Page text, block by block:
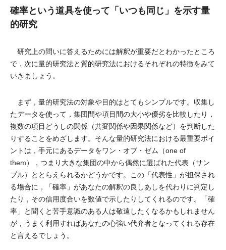
確率という道具を使って「いつも同じ」を示す量
的研究
研究上の問いに答えるためには解釈が重要だとわかったところ
で，次に量的研究法と質的研究法におけるそれぞれの特徴をみて
いきましょう。
まず，量的研究法の対象や目的はとてもシンプルです。収集し
たデータを使って，集団間や項目間の大小や優劣を比較したり，
複数の項目どうしの関係（共変関係や因果関係など）を判断した
りすることをめざします。そんな量的研究法における最重要ポイ
ントは，手元にあるデータをワン・オブ・ゼム（one of
them），つまり大きな集団の中から偶然に選ばれた代表（サン
プル）ととらえられるかどうかです。この「代表性」が担保され
る場合に，「確率」があなたの解釈の良しあしを代わりに判定し
たり，その信用度合いを数値で示したりしてくれるのです。「確
率」と聞くと苦手意識のある人は敬遠したくなるかもしれません
が，うまく利用すればあなたの心強い代弁者となってくれる存在
と言えるでしょう。